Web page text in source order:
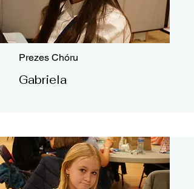
Prezes Chóru
Gabriela